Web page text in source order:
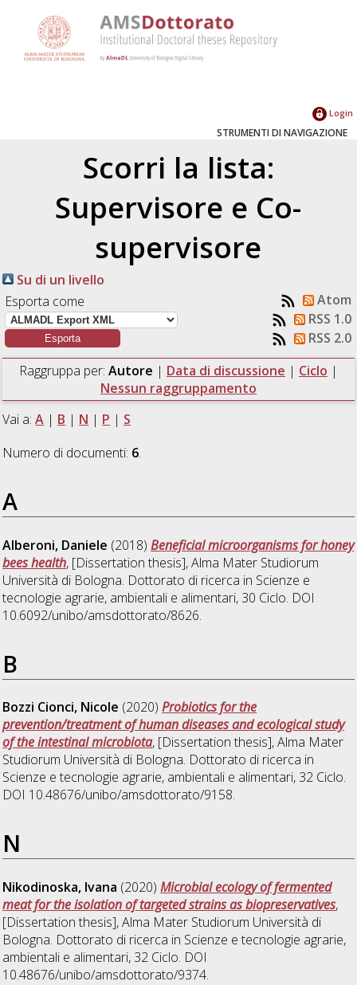
Login
STRUMENTI DI NAVIGAZIONE
Scorri la lista:
Supervisore e Co-
supervisore
Su di un livello
Esporta come
Atom
RSS 1.0
RSS 2.0
Raggruppa per: Autore | Data di discussione | Ciclo |
Nessun raggruppamento
Vai a:A | B | N | P | S
Numero di documenti: 6.
A
Alberoni, Daniele (2018)Beneficial microorganisms for honey
bees health, [Dissertation thesis], Alma Mater Studiorum
Università di Bologna. Dottorato di ricerca in Scienze e
tecnologie agrarie, ambientali e alimentari, 30 Ciclo. DOI
10.6092/unibo/amsdottorato/8626.
B
Bozzi Cionci, Nicole (2020)Probiotics for the
prevention/treatment of human diseases and ecological study
of the intestinal microbiota, [Dissertation thesis], Alma Mater
Studiorum Università di Bologna. Dottorato di ricerca in
Scienze e tecnologie agrarie, ambientali e alimentari, 32 Ciclo.
DOI 10.48676/unibo/amsdottorato/9158.
N
Nikodinoska, Ivana (2020)Microbial ecology of fermented
meat for the isolation of targeted strains as biopreservatives,
[Dissertation thesis], Alma Mater Studiorum Università di
Bologna. Dottorato di ricerca in Scienze e tecnologie agrarie,
ambientali e alimentari, 32 Ciclo. DOI
10.48676/unibo/amsdottorato/9374.